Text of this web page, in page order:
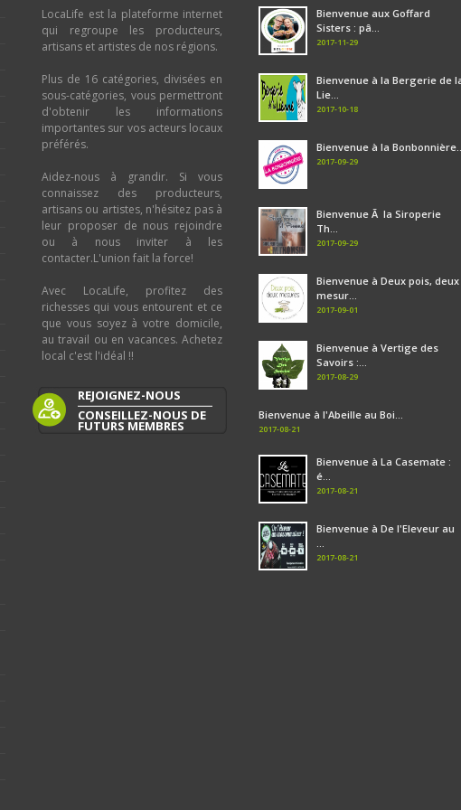
LocaLife est la plateforme internet
qui regroupe les producteurs,
artisans et artistes de nos régions.
Plus de 16 catégories, divisées en
sous-catégories, vous permettront
d'obtenir les informations
importantes sur vos acteurs locaux
préférés.
Aidez-nous à grandir. Si vous
connaissez des producteurs,
artisans ou artistes, n'hésitez pas à
leur proposer de nous rejoindre
ou à nous inviter à les
contacter.L'union fait la force!
Avec LocaLife, profitez des
richesses qui vous entourent et ce
que vous soyez à votre domicile,
au travail ou en vacances. Achetez
local c'est l'idéal !!
REJOIGNEZ-NOUS
CONSEILLEZ-NOUS DE
FUTURS MEMBRES
Bienvenue aux Goffard
Sisters : pâ...
2017-11-29
Bienvenue à la Bergerie de
Lie...
2017-10-18
Bienvenue à la
2017-09-29
Bienvenue Ã la Siroperie
Th...
2017-09-29
Bienvenue à Deux pois, deux
mesur...
2017-09-01
Bienvenue à Vertige des
Savoirs :...
2017-08-29
Bienvenue à l'Abeille au Boi...
2017-08-21
Bienvenue à La Casemate :
é...
2017-08-21
Bienvenue à De l'Eleveur au
...
2017-08-21